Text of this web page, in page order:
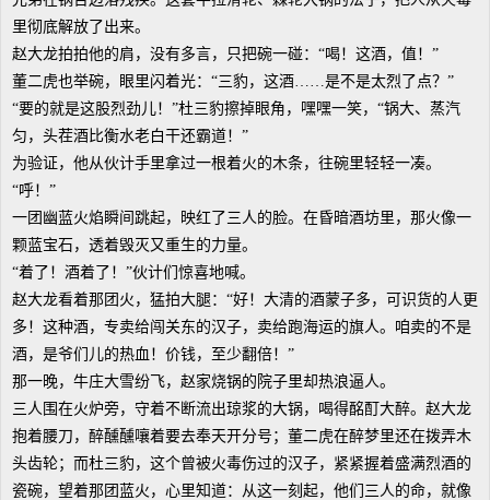
里彻底解放了出来。
赵大龙拍拍他的肩，没有多言，只把碗一碰：“喝！这酒，值！”
董二虎也举碗，眼里闪着光：“三豹，这酒……是不是太烈了点？”
“要的就是这股烈劲儿！”杜三豹擦掉眼角，嘿嘿一笑，“锅大、蒸汽
匀，头茬酒比衡水老白干还霸道！”
为验证，他从伙计手里拿过一根着火的木条，往碗里轻轻一凑。
“呼！”
一团幽蓝火焰瞬间跳起，映红了三人的脸。在昏暗酒坊里，那火像一
颗蓝宝石，透着毁灭又重生的力量。
“着了！酒着了！”伙计们惊喜地喊。
赵大龙看着那团火，猛拍大腿：“好！大清的酒蒙子多，可识货的人更
多！这种酒，专卖给闯关东的汉子，卖给跑海运的旗人。咱卖的不是
酒，是爷们儿的热血！价钱，至少翻倍！”
那一晚，牛庄大雪纷飞，赵家烧锅的院子里却热浪逼人。
三人围在火炉旁，守着不断流出琼浆的大锅，喝得酩酊大醉。赵大龙
抱着腰刀，醉醺醺嚷着要去奉天开分号；董二虎在醉梦里还在拨弄木
头齿轮；而杜三豹，这个曾被火毒伤过的汉子，紧紧握着盛满烈酒的
瓷碗，望着那团蓝火，心里知道：从这一刻起，他们三人的命，就像